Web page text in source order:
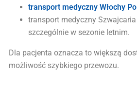
transport medyczny Włochy
transport medyczny
szczególnie w sezonie letnim.
Dla pacjenta oznacza to większą
możliwość szybkiego przewozu.